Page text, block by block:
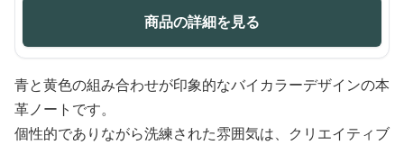
商品の詳細を見る
青と黄色の組み合わせが印象的なバイカラーデザインの本
革ノートです。
個性的でありながら洗練された雰囲気は、クリエイティブ